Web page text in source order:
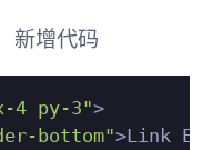
新增代码
4 py-3">
bottom">Link